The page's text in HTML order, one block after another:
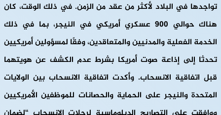
تواجدها في البلاد لأكثر من عقد من الزمن. في ذلك الوقت، كان
هناك حوالي 900 عسكري أمريكي في النيجر، بما في ذلك
الخدمة الفعلية والمدنيين والمتعاقدين، وفقًا لمسؤولين أمريكيين
تحدثا إلى إذاعة صوت أمريكا بشرط عدم الكشف عن هويتهما
قبل اتفاقية الانسحاب. وأكدت اتفاقية الانسحاب بين الولايات
المتحدة والنيجر على الحماية والحصانات للموظفين الأمريكيين